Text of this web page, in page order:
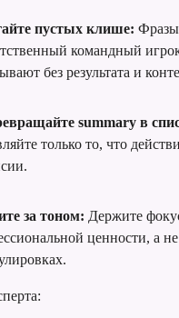
пустых клише:
командный
без результата и
summary в
только то, что
за тоном: Держите
ценности, а